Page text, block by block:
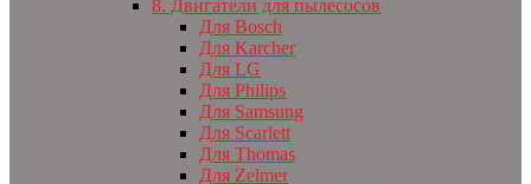
8. Двигатели для пылесосов
Для Bosch
Для Karcher
Для LG
Для Philips
Для Samsung
Для Scarlett
Для Thomas
Для Zelmer